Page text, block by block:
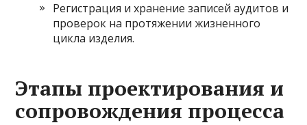
Регистрация и хранение записей аудитов и
проверок на протяжении жизненного
цикла изделия.
Этапы проектирования и
сопровождения процесса